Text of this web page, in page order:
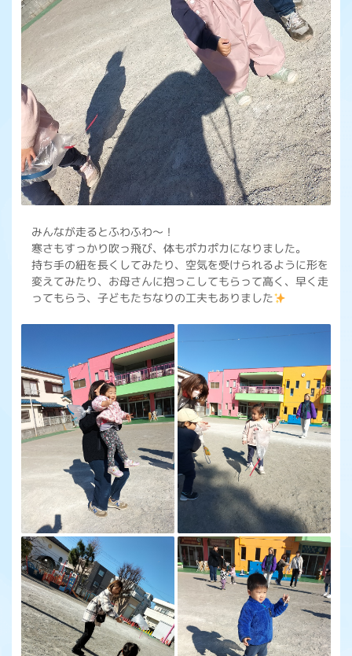
みんなが走るとふわふわ〜！
寒さもすっかり吹っ飛び、体もポカポカになりました。
持ち手の紐を長くしてみたり、空気を受けられるように形を
変えてみたり、お母さんに抱っこしてもらって高く、早く走
ってもらう、子どもたちなりの工夫もありました